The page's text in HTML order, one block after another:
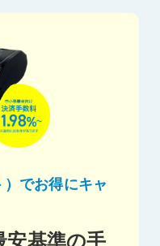
でお得にキャ
安基準の手